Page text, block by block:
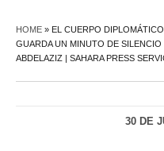
HOME » EL CUERPO
GUARDA UN MINUTO DE
ABDELAZIZ | SAHARA PRESS
30 DE